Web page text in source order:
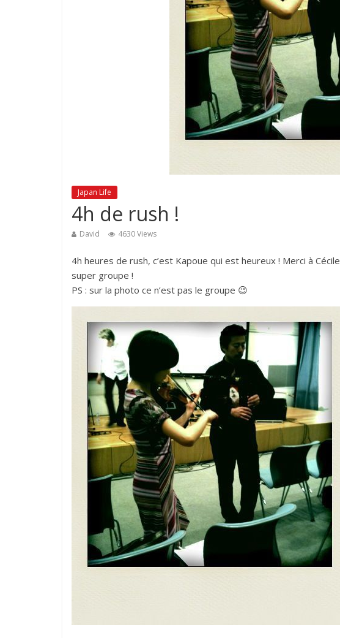
Japan Life
4h de rush !
David 4630 Views
4h heures de rush, c’est Kapoue qui est heureux ! Merci à
super groupe !
PS : sur la photo ce n’est pas le groupe 😉